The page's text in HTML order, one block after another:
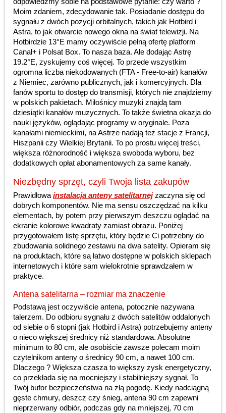
Moim zdaniem, zdecydowanie tak. Posiadanie dostępu do
sygnału z dwóch pozycji orbitalnych, takich jak Hotbird i
Astra, to jak otwarcie nowego okna na świat telewizji. Na
Hotbirdzie 13°E mamy oczywiście pełną ofertę platform
Canal+ i Polsat Box. To nasza baza. Ale dodając Astrę
19.2°E, zyskujemy coś więcej. To przede wszystkim
ogromna liczba niekodowanych (FTA - Free-to-air) kanałów
z Niemiec, zarówno publicznych, jak i komercyjnych. Dla
fanów sportu to dostęp do transmisji, których nie znajdziemy
w polskich pakietach. Miłośnicy muzyki znajdą tam
dziesiątki kanałów muzycznych. To także świetna okazja do
nauki języków, oglądając programy w oryginale. Poza
kanałami niemieckimi, na Astrze nadają też stacje z Francji,
Hiszpanii czy Wielkiej Brytanii. To po prostu więcej treści,
większa różnorodność i większa swoboda wyboru, bez
dodatkowych opłat abonamentowych za same kanały.
Niezbędny sprzęt, czyli Twoja lista zakupów
Prawidłowa instalacja anteny satelitarnejzaczyna się od
dobrych komponentów. Nie ma sensu oszczędzać na kilku
elementach, by potem przy pierwszym deszczu oglądać na
ekranie kolorowe kwadraty zamiast obrazu. Poniżej
przygotowałem listę sprzętu, który będzie Ci potrzebny do
zbudowania solidnego zestawu na dwa satelity. Opieram się
na produktach, które są łatwo dostępne w polskich sklepach
internetowych i które sam wielokrotnie sprawdzałem w
praktyce.
Antena satelitarna – rozmiar ma znaczenie
Podstawą jest oczywiście antena, potocznie nazywana
talerzem. Do odbioru sygnału z dwóch satelitów oddalonych
od siebie o 6 stopni (jak Hotbird i Astra) potrzebujemy anteny
o nieco większej średnicy niż standardowa. Absolutne
minimum to 80 cm, ale osobiście zawsze polecam moim
czytelnikom anteny o średnicy 90 cm, a nawet 100 cm.
Dlaczego ? Większa czasza to większy zysk energetyczny,
co przekłada się na mocniejszy i stabilniejszy sygnał. To
Twój bufor bezpieczeństwa na złą pogodę. Kiedy nadciągną
gęste chmury, deszcz czy śnieg, antena 90 cm zapewni
nieprzerwany odbiór, podczas gdy na mniejszej, 70 cm